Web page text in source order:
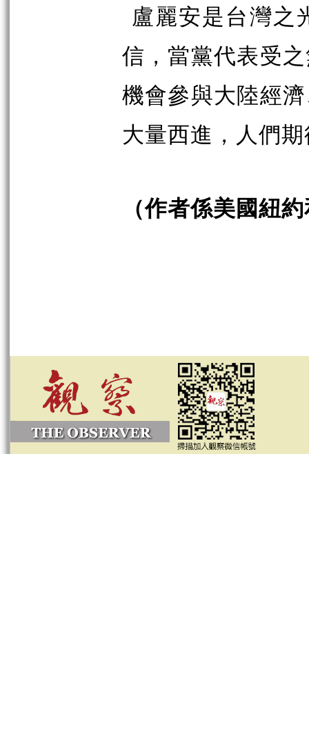
盧麗安是台灣之
信，當黨代表受
機會參與大陸經
大量西進，人們
（作者係美國紐